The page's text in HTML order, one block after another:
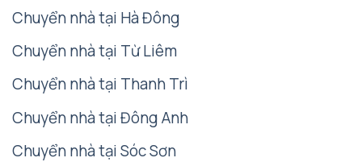
Chuyển nhà tại Hà Đông
Chuyển nhà tại Từ Liêm
Chuyển nhà tại Thanh Trì
Chuyển nhà tại Đông Anh
Chuyển nhà tại Sóc Sơn